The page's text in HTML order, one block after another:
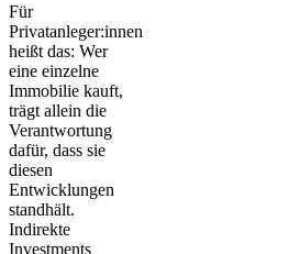
Für
Privatanleger:innen
heißt das: Wer
eine einzelne
Immobilie kauft,
trägt allein die
Verantwortung
dafür, dass sie
diesen
Entwicklungen
standhält.
Indirekte
Investments